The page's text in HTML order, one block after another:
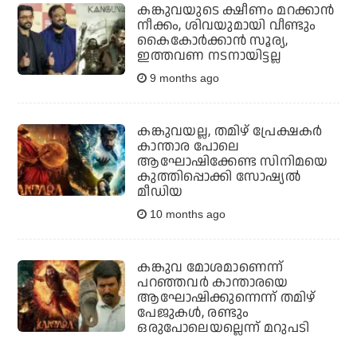
കങ്കുവയുടെ ക്ഷീണം മറക്കാന്‍
നീക്കം, ശിവയുമായി വീണ്ടും
കൈകോര്‍ക്കാന്‍ സൂര്യ,
ഇത്തവണ നടനായിട്ടല്ല
9 months ago
കങ്കുവയല്ല, തമിഴ് പ്രേക്ഷകര്‍
കാന്താര പോലെ
ആഘോഷിക്കേണ്ട സിനിമയെ
കുത്തിപ്പൊക്കി സോഷ്യല്‍
മീഡിയ
10 months ago
കങ്കുവ മോശമാണെന്ന്
പറഞ്ഞവര്‍ കാന്താരയെ
ആഘോഷിക്കുന്നെന്ന് തമിഴ്
പേജുകള്‍, രണ്ടും
ഒരുപോലെയല്ലെന്ന് മറുപടി